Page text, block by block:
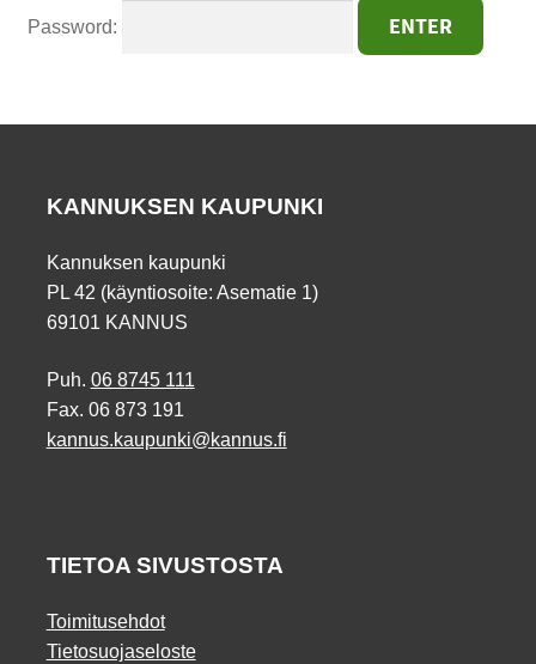
Password:
KANNUKSEN KAUPUNKI
Kannuksen kaupunki
PL 42 (käyntiosoite: Asematie 1)
69101 KANNUS
Puh. 06 8745 111
Fax. 06 873 191
kannus.kaupunki@kannus.fi
TIETOA SIVUSTOSTA
Toimitusehdot
Tietosuojaseloste